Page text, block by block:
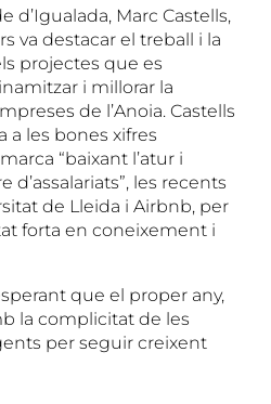
d’Igualada, Marc Castells,
va destacar el treball i la
projectes que es
i millorar la
de l’Anoia. Castells
a les bones xifres
“baixant l’atur i
les recents
de Lleida i Airbnb, per
forta en coneixement i
que el proper any,
la complicitat de les
per seguir creixent